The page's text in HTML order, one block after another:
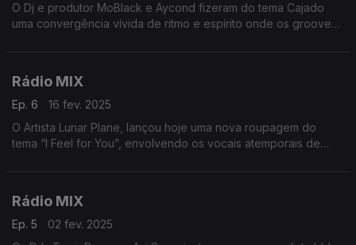
O Dj e produtor MoBlack e Aycond fizeram do tema Cajado
uma convergência vívida de ritmo e espírito onde os grooves
Rádio MIX
Ep. 6
16 fev. 2025
O Artista Lunar Plane, lançou hoje uma nova roupagem do
tema “I Feel for You”, envolvendo os vocais atemporais de
Rádio MIX
Ep. 5
02 fev. 2025